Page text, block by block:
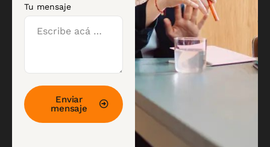
Tu mensaje
Enviar
mensaje